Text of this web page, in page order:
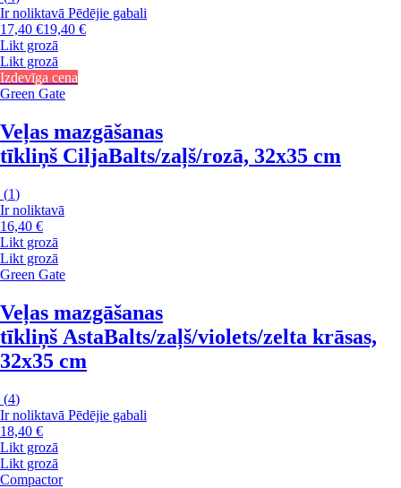
Ir noliktavā Pēdējie gabali
17,40 €19,40 €
Likt grozā
Likt grozā
Izdevīga cena
Green Gate
Veļas mazgāšanas
tīkliņš CiljaBalts/zaļš/rozā, 32x35 cm
(1)
Ir noliktavā
16,40 €
Likt grozā
Likt grozā
Green Gate
Veļas mazgāšanas
tīkliņš AstaBalts/zaļš/violets/zelta krāsas,
32x35 cm
(4)
Ir noliktavā Pēdējie gabali
18,40 €
Likt grozā
Likt grozā
Compactor